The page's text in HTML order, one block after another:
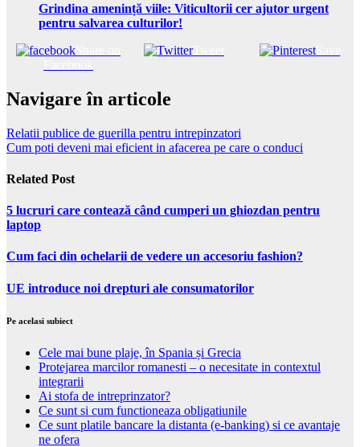
Grindina amenință viile: Viticultorii cer ajutor urgent
pentru salvarea culturilor!
Tweet Save
Navigare în articole
Relatii publice de guerilla pentru intrepinzatori
Cum poti deveni mai eficient in afacerea pe care o conduci
Related Post
5 lucruri care contează când cumperi un ghiozdan pentru
laptop
Cum faci din ochelarii de vedere un accesoriu fashion?
UE introduce noi drepturi ale consumatorilor
Pe acelasi subiect
Cele mai bune plaje, în Spania și Grecia
Protejarea marcilor romanesti – o necesitate in contextul
integrarii
Ai stofa de intreprinzator?
Ce sunt si cum functioneaza obligatiunile
Ce sunt platile bancare la distanta (e-banking) si ce avantaje
ne ofera